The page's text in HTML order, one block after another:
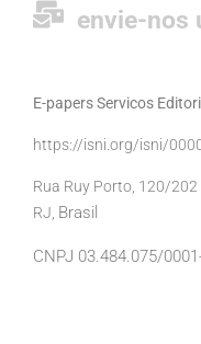
envie-nos
E-papers Servicos
https://isni.org/isni/
Rua Ruy Porto, 120/
RJ, Brasil
CNPJ 03.484.075/